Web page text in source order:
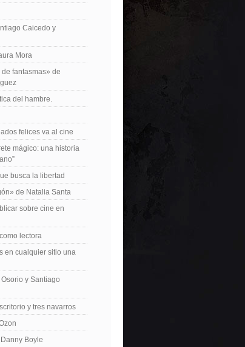
Caicedo y
Mora
fantasmas» de
del hambre.
felices va al cine
mágico: una historia
busca la libertad
de Natalia Santa
sobre cine en
lectora
en cualquier sitio una
y Santiago
y tres navarros
Boyle